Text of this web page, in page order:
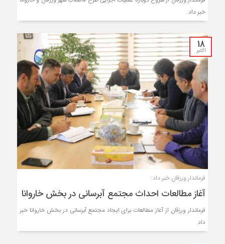
خبر داد.
18
اکتبر
فرماندار ورزقان خبر داد:
آغاز مطالعات احداث مجتمع آبرسانی در بخش خاروانا
فرماندار ورزقان از آغاز مطالعات برای ایجاد مجتمع آبرسانی در بخش خاروانا خبر
داد.